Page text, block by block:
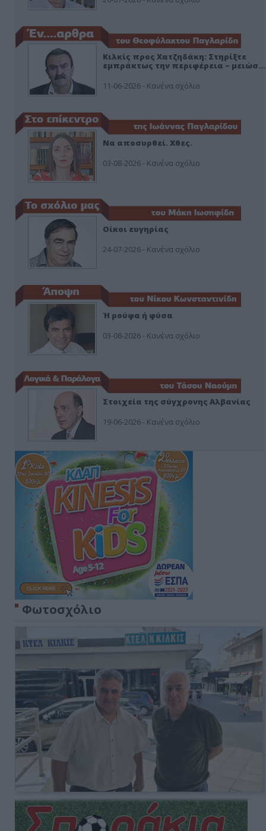
Κιλκίς προς Χατζηδάκη: Στηρίξτε
εμπράκτως την περιφέρεια – μειώσ…
11-06-2026 - Κανένα σχόλιο
Να αποσυρθεί. Χθες.
03-08-2026 - Κανένα σχόλιο
Οίκοι ευγηρίας
24-07-2026 - Κανένα σχόλιο
Ή ρούφα ή φύσα
03-08-2026 - Κανένα σχόλιο
Στοιχεία της σύγχρονης Αλβανίας
19-06-2026 - Κανένα σχόλιο
Φωτοσχόλιο